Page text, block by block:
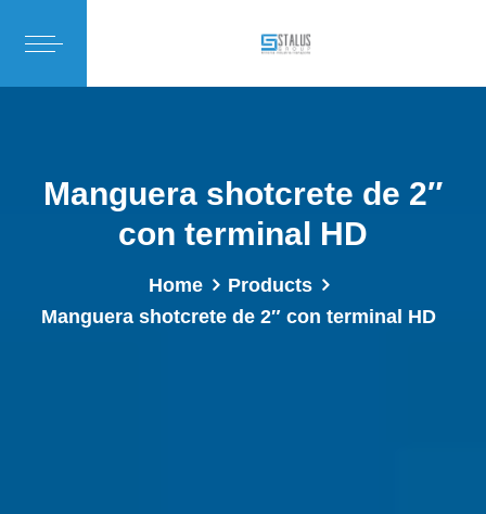
Manguera shotcrete de 2″
con terminal HD
Home
Products
Manguera shotcrete de 2″ con terminal HD